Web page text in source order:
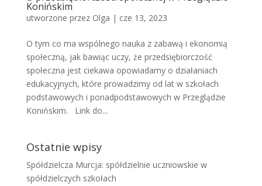
Konińskim
utworzone przez Olga | cze 13, 2023
O tym co ma wspólnego nauka z zabawą i ekonomią
społeczną, jak bawiąc uczy, że przedsiębiorczość
społeczna jest ciekawa opowiadamy o działaniach
edukacyjnych, które prowadzimy od lat w szkołach
podstawowych i ponadpodstawowych w Przeglądzie
Konińskim. Link do...
Ostatnie wpisy
Spółdzielcza Murcja: spółdzielnie uczniowskie w
spółdzielczych szkołach